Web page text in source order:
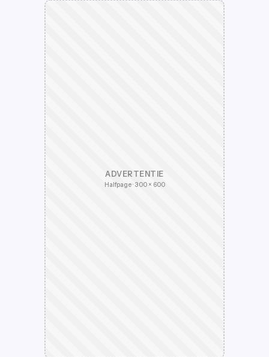
ADVERTENTIE
Halfpage · 300 × 600